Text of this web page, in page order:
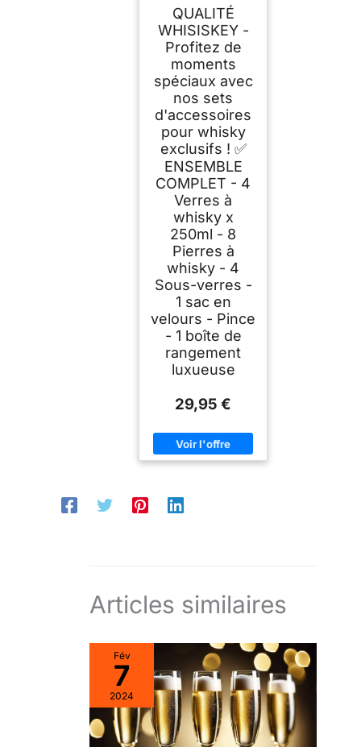
QUALITÉ
WHISISKEY -
Profitez de
moments
spéciaux avec
nos sets
d'accessoires
pour whisky
exclusifs ! ✅
ENSEMBLE
COMPLET - 4
Verres à
whisky x
250ml - 8
Pierres à
whisky - 4
Sous-verres -
1 sac en
velours - Pince
- 1 boîte de
rangement
luxueuse
29,95 €
Articles similaires
Fév
7
2024